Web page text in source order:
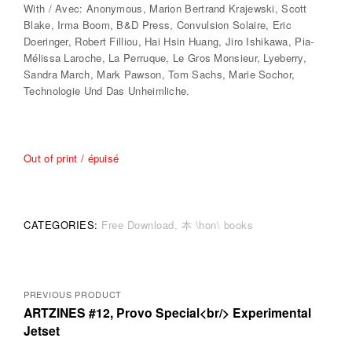
With / Avec: Anonymous, Marion Bertrand Krajewski, Scott
Blake, Irma Boom, B&D Press, Convulsion Solaire, Eric
Doeringer, Robert Filliou, Hai Hsin Huang, Jiro Ishikawa, Pia-
Mélissa Laroche, La Perruque, Le Gros Monsieur, Lyeberry,
Sandra March, Mark Pawson, Tom Sachs, Marie Sochor,
Technologie Und Das Unheimliche.
Out of print / épuisé
CATEGORIES: Free Download 本 \hon\ books
Posts
navigation
PREVIOUS PRODUCT
ARTZINES #12, Provo Special<br/> Experimental
Jetset